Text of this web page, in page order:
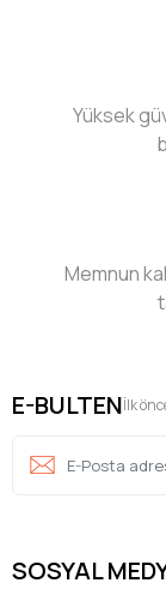
Yüksek
Memnun
E-BULTENİlk
SOSYAL